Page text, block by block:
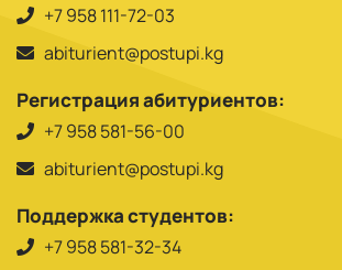
+7 958 111-72-03
abiturient@postupi.kg
Регистрация абитуриентов:
+7 958 581-56-00
abiturient@postupi.kg
Поддержка студентов:
+7 958 581-32-34